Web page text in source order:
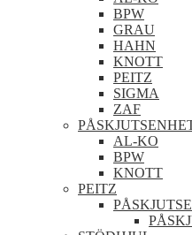
BPW
GRAU
HAHN
KNOTT
PEITZ
SIGMA
ZAF
AL-KO
BPW
KNOTT
PEITZ